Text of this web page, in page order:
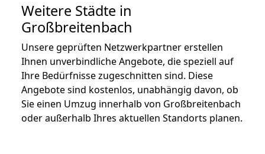
Weitere Städte in
Großbreitenbach
Unsere geprüften Netzwerkpartner erstellen
Ihnen unverbindliche Angebote, die speziell auf
Ihre Bedürfnisse zugeschnitten sind. Diese
Angebote sind kostenlos, unabhängig davon, ob
Sie einen Umzug innerhalb von Großbreitenbach
oder außerhalb Ihres aktuellen Standorts planen.